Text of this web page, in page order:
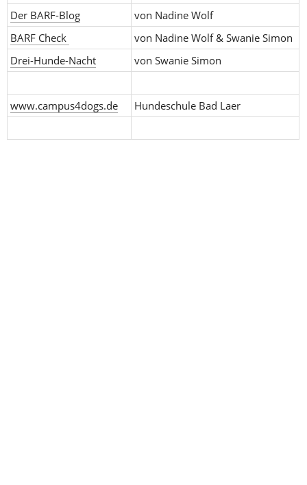
Der BARF-Blog
von Nadine Wolf
BARF Check
von Nadine Wolf & Swanie Simon
Drei-Hunde-Nacht
von Swanie Simon
www.campus4dogs.de Hundeschule Bad Laer